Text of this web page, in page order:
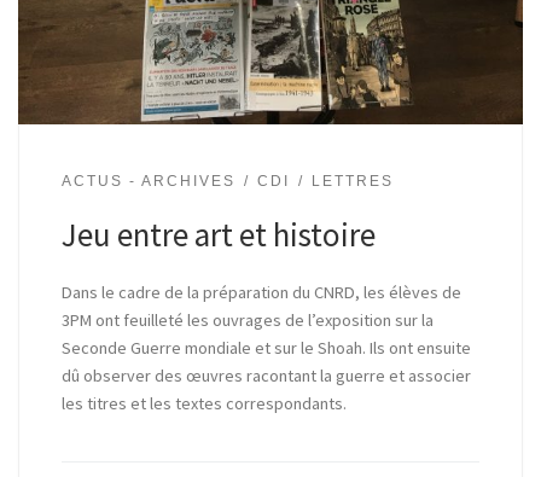
ACTUS - ARCHIVES CDI LETTRES
Jeu entre art et histoire
Dans le cadre de la préparation du CNRD, les élèves de
3PM ont feuilleté les ouvrages de l’exposition sur la
Seconde Guerre mondiale et sur le Shoah. Ils ont ensuite
dû observer des œuvres racontant la guerre et associer
les titres et les textes correspondants.